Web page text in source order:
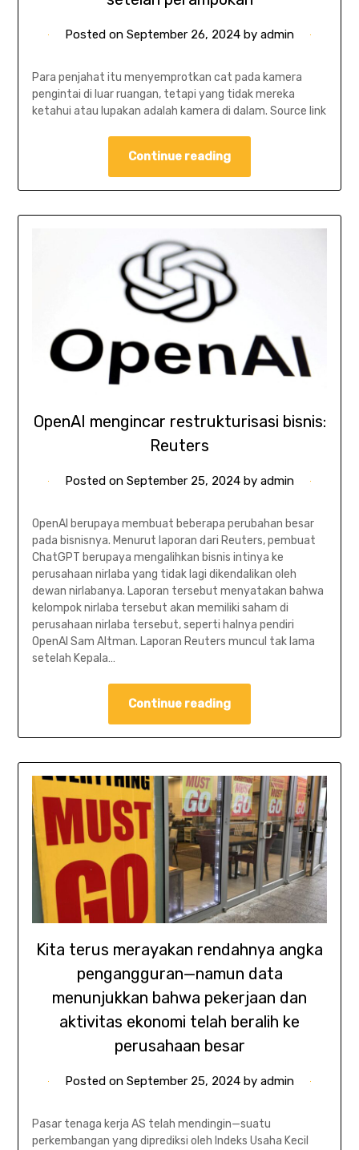
Posted on September 26, 2024 by admin
Para penjahat itu menyemprotkan cat pada kamera
pengintai di luar ruangan, tetapi yang tidak mereka
ketahui atau lupakan adalah kamera di dalam. Source link
Continue reading
OpenAI mengincar restrukturisasi bisnis:
Reuters
Posted on September 25, 2024 by admin
OpenAI berupaya membuat beberapa perubahan besar
pada bisnisnya. Menurut laporan dari Reuters, pembuat
ChatGPT berupaya mengalihkan bisnis intinya ke
perusahaan nirlaba yang tidak lagi dikendalikan oleh
dewan nirlabanya. Laporan tersebut menyatakan bahwa
kelompok nirlaba tersebut akan memiliki saham di
perusahaan nirlaba tersebut, seperti halnya pendiri
OpenAI Sam Altman. Laporan Reuters muncul tak lama
setelah Kepala…
Continue reading
Kita terus merayakan rendahnya angka
pengangguran—namun data
menunjukkan bahwa pekerjaan dan
aktivitas ekonomi telah beralih ke
perusahaan besar
Posted on September 25, 2024 by admin
Pasar tenaga kerja AS telah mendingin—suatu
perkembangan yang diprediksi oleh Indeks Usaha Kecil